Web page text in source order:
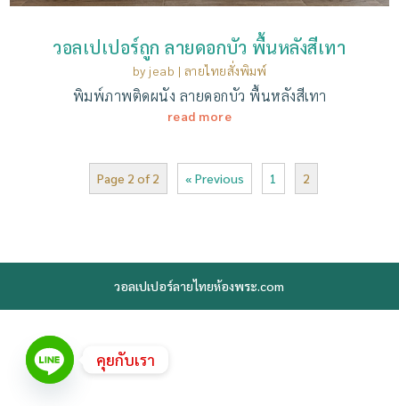
วอลเปเปอร์ถูก ลายดอกบัว พื้นหลังสีเทา
by jeab | ลายไทยสั่งพิมพ์
พิมพ์ภาพติดผนัง ลายดอกบัว พื้นหลังสีเทา
read more
Page 2 of 2 « Previous 1 2
วอลเปเปอร์ลายไทยห้องพระ.com
คุยกับเรา